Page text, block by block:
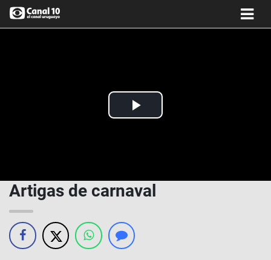
Play
Artigas de carnaval